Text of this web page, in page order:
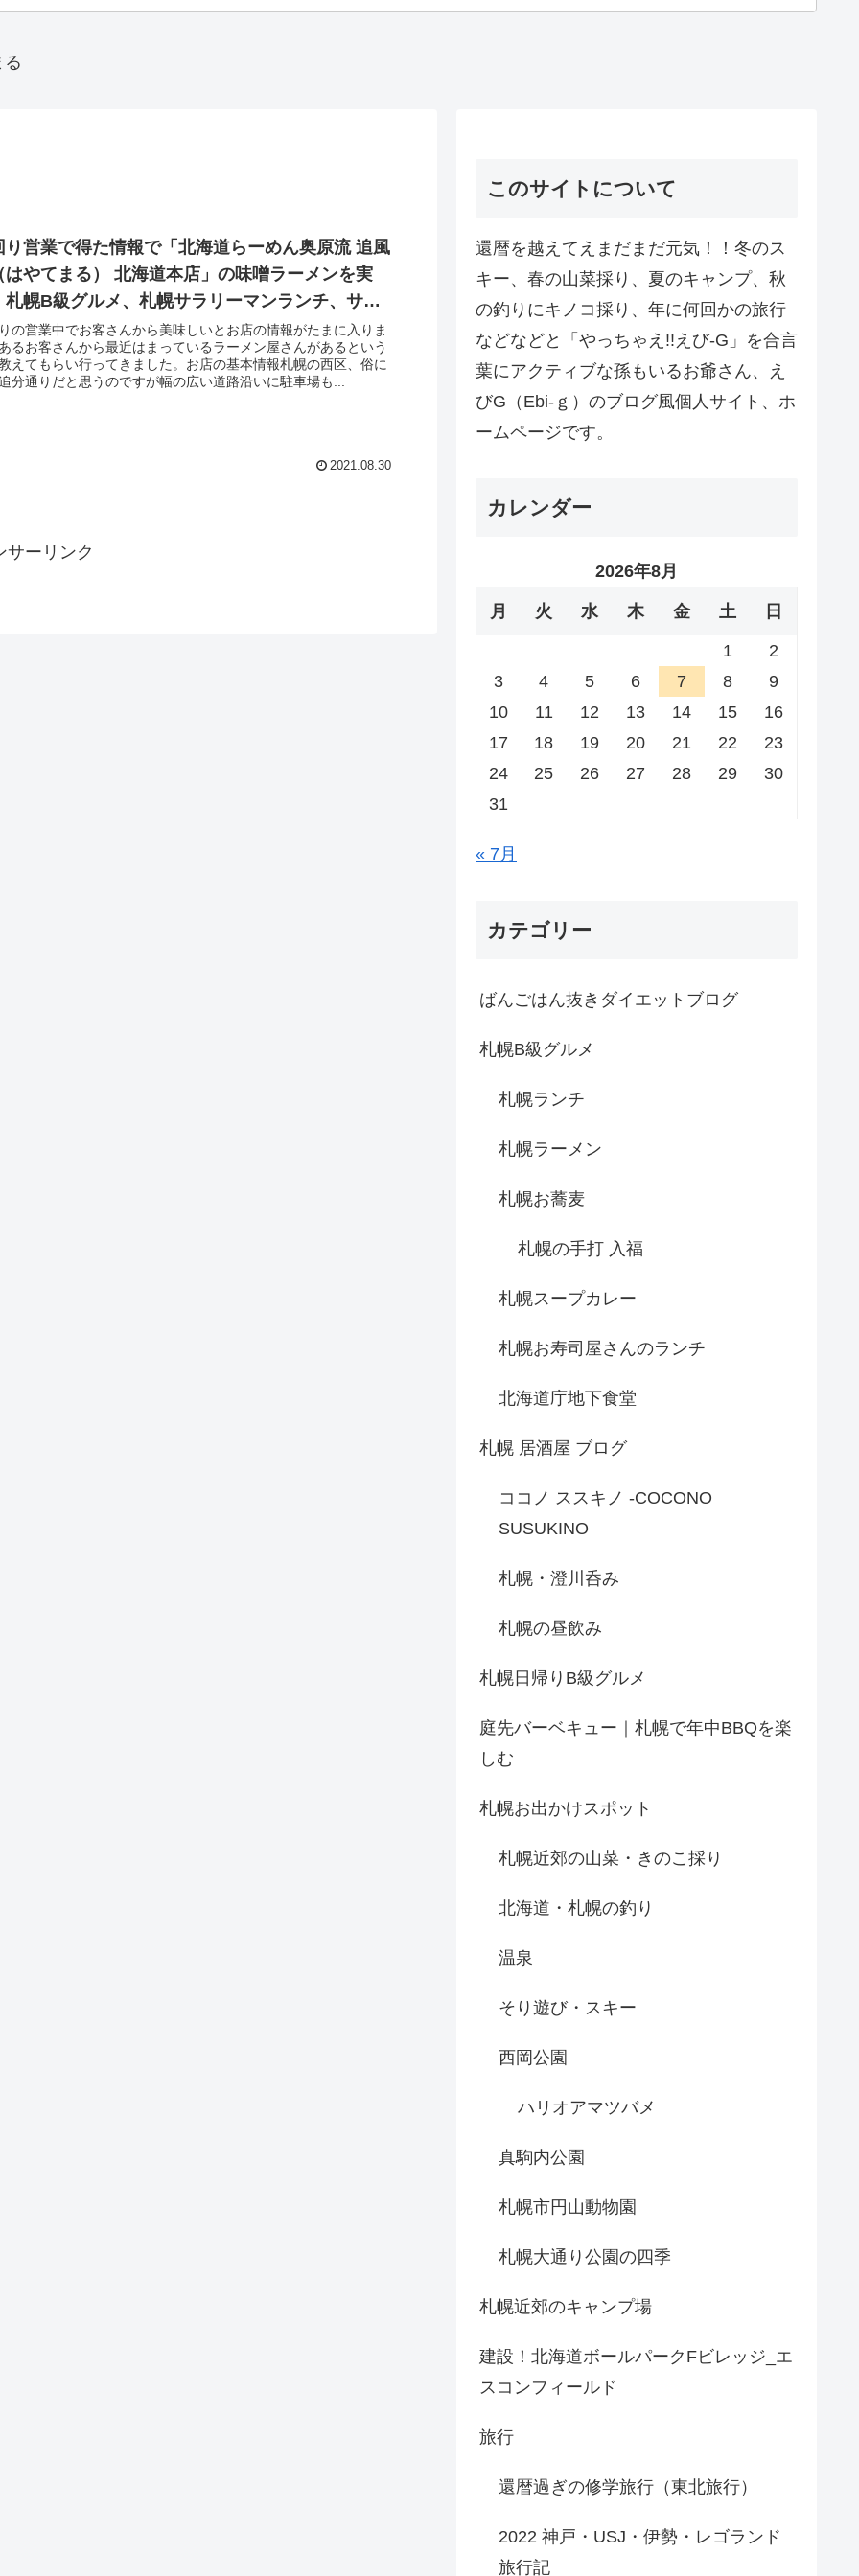
り営業で得た情報で「北海道らーめん奥原流 追風
はやてまる） 北海道本店」の味噌ラーメンを実
札幌B級グルメ、札幌サラリーマンランチ、サラ
の営業中でお客さんから美味しいとお店の情報がたまに入りま
るお客さんから最近はまっているラーメン屋さんがあるという
えてもらい行ってきました。お店の基本情報札幌の西区、俗に
分通りだと思うのですが幅の広い道路沿いに駐車場も...
2021.08.30
サーリンク
このサイトについて
還暦を越えてえまだまだ元気！！冬のス
キー、春の山菜採り、夏のキャンプ、秋
の釣りにキノコ採り、年に何回かの旅行
などなどと「やっちゃえ!!えび-G」を合言
葉にアクティブな孫もいるお爺さん、え
びG（Ebi-ｇ）のブログ風個人サイト、ホ
ームページです。
カレンダー
2026年8月
月 火 水 木 金 土 日
1
2
3
4 5 6 7 8
9
10
11 12 13 14 15
16
17
18 19 20 21 22
23
24
25 26 27 28 29
30
31
« 7月
カテゴリー
ばんごはん抜きダイエットブログ
札幌B級グルメ
札幌ランチ
札幌ラーメン
札幌お蕎麦
札幌の手打 入福
札幌スープカレー
札幌お寿司屋さんのランチ
北海道庁地下食堂
札幌 居酒屋 ブログ
ココノ ススキノ -COCONO
SUSUKINO
札幌・澄川呑み
札幌の昼飲み
札幌日帰りB級グルメ
庭先バーベキュー｜札幌で年中BBQを楽
しむ
札幌お出かけスポット
札幌近郊の山菜・きのこ採り
北海道・札幌の釣り
温泉
そり遊び・スキー
西岡公園
ハリオアマツバメ
真駒内公園
札幌市円山動物園
札幌大通り公園の四季
札幌近郊のキャンプ場
建設！北海道ボールパークFビレッジ_エ
スコンフィールド
旅行
還暦過ぎの修学旅行（東北旅行）
2022 神戸・USJ・伊勢・レゴランド
旅行記